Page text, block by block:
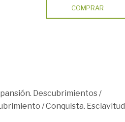
COMPRAR
Descubrimientos/
/Conquista. Esclavitud